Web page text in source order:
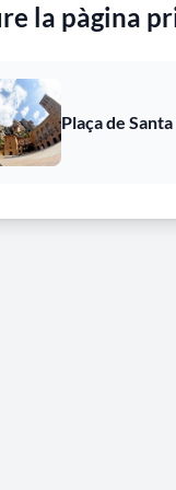
Esteva Selva a
la pàgina
Plaça de